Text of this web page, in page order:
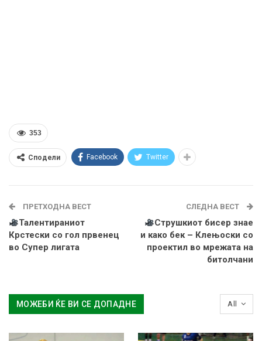
353
Сподели Facebook Twitter
ПРЕТХОДНА ВЕСТ
Талентираниот
Крстески со гол првенец
во Супер лигата
СЛЕДНА ВЕСТ
Струшкиот бисер знае
и како бек – Клењоски со
проектил во мрежата на
битолчани
All
МОЖЕБИ ЌЕ ВИ СЕ ДОПАДНЕ